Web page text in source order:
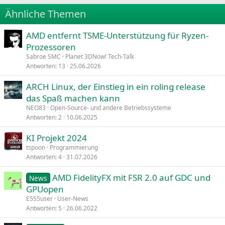
22
26
Times New Roman
Trebuchet MS
Verdana
Ähnliche Themen
AMD entfernt TSME-Unterstützung für Ryzen-
Prozessoren
Sabroe SMC
Planet 3DNow! Tech-Talk
Antworten 13 25.06.2026
ARCH Linux, der Einstieg in ein roling release
das Spaß machen kann
NEO83 Open-Source- und andere Betriebssysteme
Antworten 2 10.06.2025
KI Projekt 2024
tspoon Programmierung
Antworten 4 31.07.2026
News AMD FidelityFX mit FSR 2.0 auf GDC und
GPUopen
E555user User-News
Antworten 5 26.06.2022